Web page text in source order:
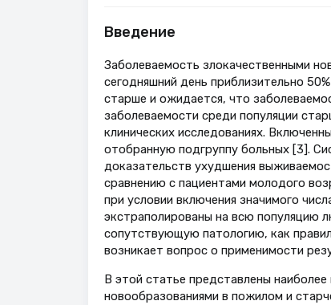
Введение
Заболеваемость злокачественными
сегодняшний день приблизительно
старше и ожидается, что
заболеваемости среди популяции
клинических исследованиях.
отобранную подгруппу больных [3].
доказательств ухудшения
сравнению с пациентами молодого
при условии включения значимого
экстраполированы на всю популяцию
сопутствующую патологию, как
возникает вопрос о применимости
В этой статье представлены
новообразованиями в пожилом и